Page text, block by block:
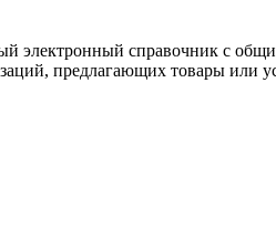
электронный справочник с
предлагающих товары или